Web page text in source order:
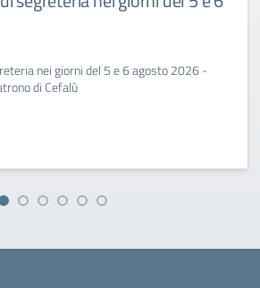
nei giorni del 5 e 6 agosto 2026 -
di Cefalù